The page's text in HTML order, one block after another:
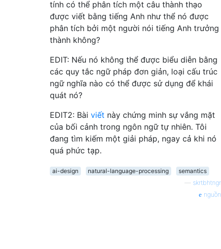
tính có thể phân tích một câu thành thạo
được viết bằng tiếng Anh như thể nó được
phân tích bởi một người nói tiếng Anh trưởng
thành không?
EDIT: Nếu nó không thể được biểu diễn bằng
các quy tắc ngữ pháp đơn giản, loại cấu trúc
ngữ nghĩa nào có thể được sử dụng để khái
quát nó?
EDIT2: Bài viết này chứng minh sự vắng mặt
của bối cảnh trong ngôn ngữ tự nhiên. Tôi
đang tìm kiếm một giải pháp, ngay cả khi nó
quá phức tạp.
ai-design natural-language-processing
semantics
skrtbhtngr
nguồn